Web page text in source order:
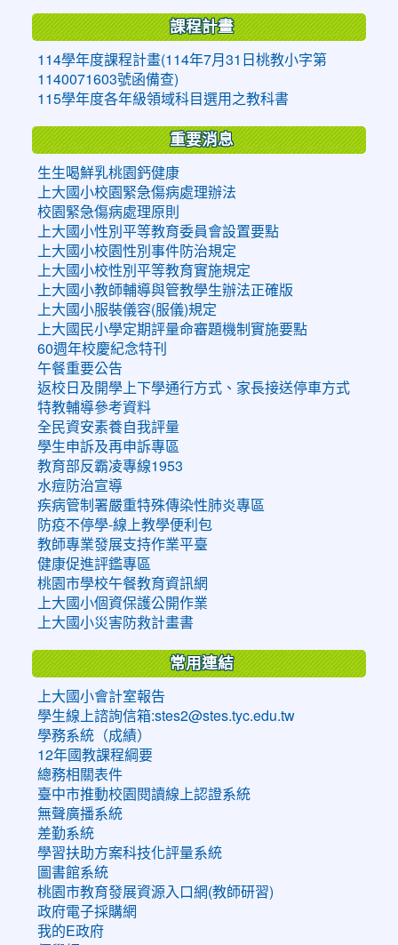
課程計畫
114學年度課程計畫(114年7月31日桃教小字第
1140071603號函備查)
115學年度各年級領域科目選用之教科書
重要消息
生生喝鮮乳桃園鈣健康
上大國小校園緊急傷病處理辦法
校園緊急傷病處理原則
上大國小性別平等教育委員會設置要點
上大國小校園性別事件防治規定
上大國小校性別平等教育實施規定
上大國小教師輔導與管教學生辦法正確版
上大國小服裝儀容(服儀)規定
上大國民小學定期評量命審題機制實施要點
60週年校慶紀念特刊
午餐重要公告
返校日及開學上下學通行方式、家長接送停車方式
特教輔導參考資料
全民資安素養自我評量
學生申訴及再申訴專區
教育部反霸凌專線1953
水痘防治宣導
疾病管制署嚴重特殊傳染性肺炎專區
防疫不停學-線上教學便利包
教師專業發展支持作業平臺
健康促進評鑑專區
桃園市學校午餐教育資訊網
上大國小個資保護公開作業
上大國小災害防救計畫書
常用連結
上大國小會計室報告
學生線上諮詢信箱:stes2@stes.tyc.edu.tw
學務系統（成績）
12年國教課程綱要
總務相關表件
臺中市推動校園閱讀線上認證系統
無聲廣播系統
差勤系統
學習扶助方案科技化評量系統
圖書館系統
桃園市教育發展資源入口網(教師研習)
政府電子採購網
我的E政府